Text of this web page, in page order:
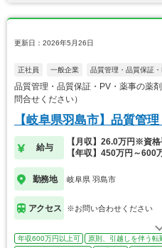
更新日：2026年5月26日
正社員 一般企業 品質管理・品質保証
品質管理・品質保証・PV・薬事の
問合せください）
【岐阜県羽島市】品質管
給与
【月収】26.0万円※資
【年収】450万円～600
勤務地 岐阜県 羽島市
アクセス ※お問い合わせください
年収600万円以上可 原則、引越しを伴う転